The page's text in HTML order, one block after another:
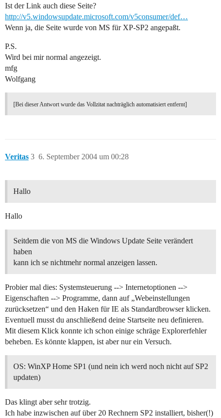
Ist der Link auch diese Seite?
http://v5.windowsupdate.microsoft.com/v5consumer/def…
Wenn ja, die Seite wurde von MS für XP-SP2 angepaßt.
P.S.
Wird bei mir normal angezeigt.
mfg
Wolfgang
[Bei dieser Antwort wurde das Vollzitat nachträglich automatisiert entfernt]
Veritas 6. September 2004 um 00:28
3
Hallo
Hallo
Seitdem die von MS die Windows Update Seite verändert
haben
kann ich se nichtmehr normal anzeigen lassen.
Probier mal dies: Systemsteuerung --> Internetoptionen -->
Eigenschaften --> Programme, dann auf „Webeinstellungen
zurücksetzen“ und den Haken für IE als Standardbrowser klicken.
Eventuell musst du anschließend deine Startseite neu definieren.
Mit diesem Klick konnte ich schon einige schräge Explorerfehler
beheben. Es könnte klappen, ist aber nur ein Versuch.
OS: WinXP Home SP1 (und nein ich werd noch nicht auf SP2
updaten)
Das klingt aber sehr trotzig.
Ich habe inzwischen auf über 20 Rechnern SP2 installiert, bisher(!)